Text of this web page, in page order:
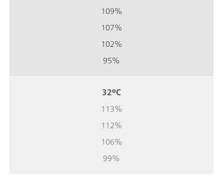
109%
107%
102%
95%
32ºC
113%
112%
106%
99%